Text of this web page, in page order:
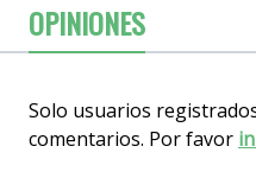
OPINIONES
Solo usuarios
comentarios. Por favor